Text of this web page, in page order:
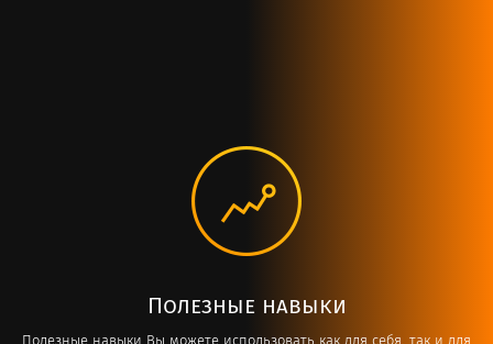
Полезные навыки